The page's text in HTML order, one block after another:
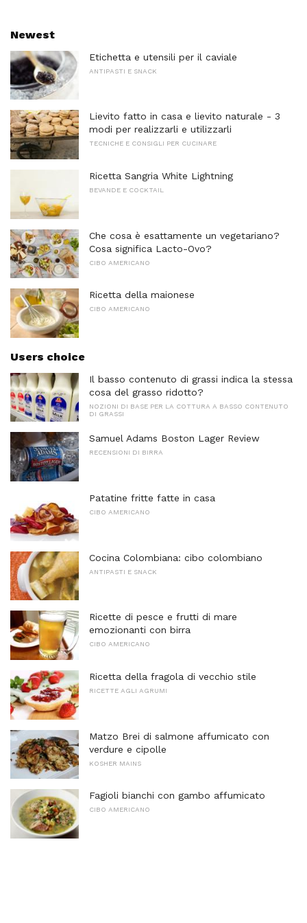
Newest
Etichetta e utensili per il caviale
ANTIPASTI E SNACK
Lievito fatto in casa e lievito naturale - 3
modi per realizzarli e utilizzarli
TECNICHE E CONSIGLI PER CUCINARE
Ricetta Sangria White Lightning
BEVANDE E COCKTAIL
Che cosa è esattamente un vegetariano?
Cosa significa Lacto-Ovo?
CIBO AMERICANO
Ricetta della maionese
CIBO AMERICANO
Users choice
Il basso contenuto di grassi indica la stessa
cosa del grasso ridotto?
NOZIONI DI BASE PER LA COTTURA A BASSO CONTENUTO
DI GRASSI
Samuel Adams Boston Lager Review
RECENSIONI DI BIRRA
Patatine fritte fatte in casa
CIBO AMERICANO
Cocina Colombiana: cibo colombiano
ANTIPASTI E SNACK
Ricette di pesce e frutti di mare
emozionanti con birra
CIBO AMERICANO
Ricetta della fragola di vecchio stile
RICETTE AGLI AGRUMI
Matzo Brei di salmone affumicato con
verdure e cipolle
KOSHER MAINS
Fagioli bianchi con gambo affumicato
CIBO AMERICANO